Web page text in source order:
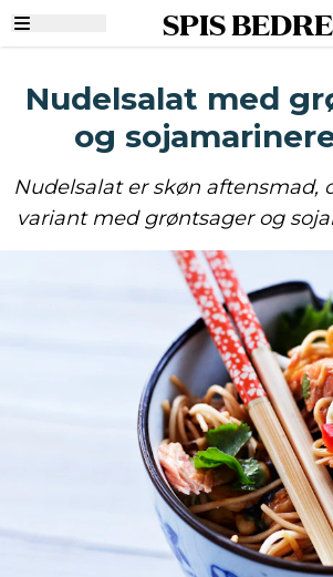
SPIS BEDRE
Nudelsalat med
og
Nudelsalat er skøn aftensmad,
variant med grøntsager og